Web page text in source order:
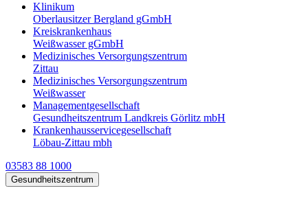
Klinikum
Oberlausitzer Bergland gGmbH
Kreiskrankenhaus
Weißwasser gGmbH
Medizinisches Versorgungszentrum
Zittau
Medizinisches Versorgungszentrum
Weißwasser
Managementgesellschaft
Gesundheitszentrum Landkreis Görlitz mbH
Krankenhausservicegesellschaft
Löbau-Zittau mbh
03583 88 1000
Gesundheitszentrum